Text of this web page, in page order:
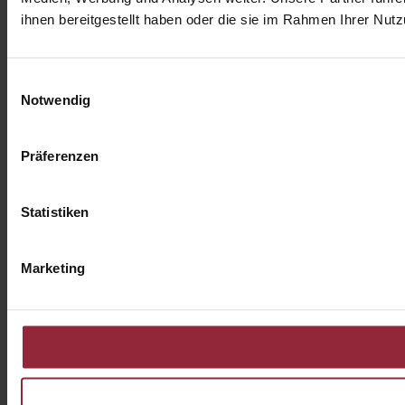
ihnen bereitgestellt haben oder die sie im Rahmen Ihrer
Notwendig
Präferenzen
Statistiken
Marketing